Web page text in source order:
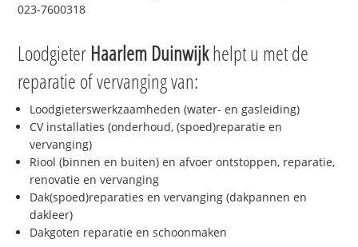
023-7600318
Loodgieter Haarlem Duinwijkhelpt u met de
reparatie of vervanging van:
Loodgieterswerkzaamheden (water- en gasleiding)
CV installaties (onderhoud, (spoed)reparatie en
vervanging)
Riool (binnen en buiten) en afvoer ontstoppen, reparatie,
renovatie en vervanging
Dak(spoed)reparaties en vervanging (dakpannen en
dakleer)
Dakgoten reparatie en schoonmaken